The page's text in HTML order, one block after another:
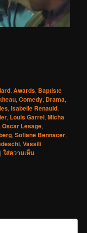
,Awards, Baptiste
,Comedy, Drama,
,Isabelle Renauld,
, Louis Garrel,Micha
,Oscar Lesage,
,Sofiane Bennacer,
,Vassili
|ใส่ความเห็น